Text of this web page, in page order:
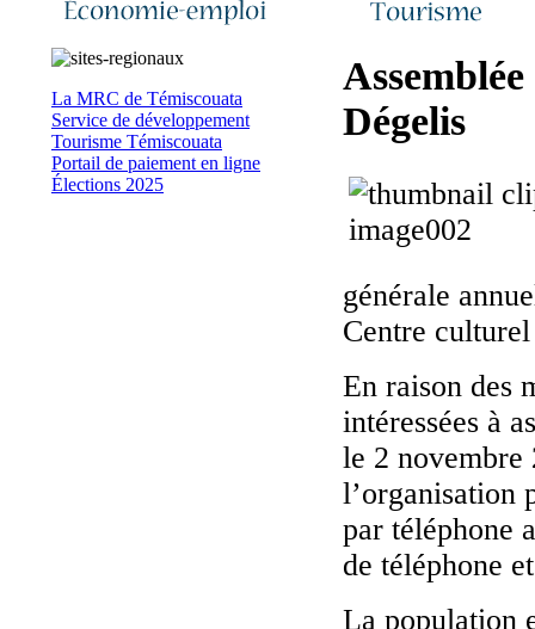
La MRC de Témiscouata
Service de développement
Tourisme Témiscouata
Portail de paiement en ligne
Élections 2025
Dégelis
générale
Centre
En raison des
intéressées à
le 2 novembre
l’organisation
par téléphone
de téléphone
La population